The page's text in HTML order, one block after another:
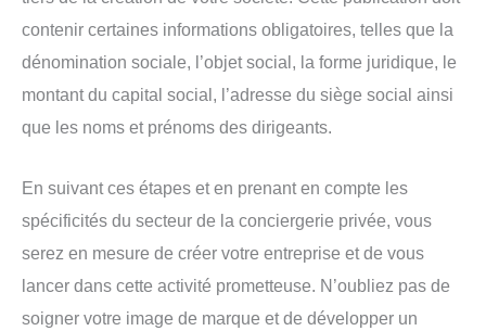
contenir certaines informations obligatoires, telles que la
dénomination sociale, l’objet social, la forme juridique, le
montant du capital social, l’adresse du siège social ainsi
que les noms et prénoms des dirigeants.
En suivant ces étapes et en prenant en compte les
spécificités du secteur de la conciergerie privée, vous
serez en mesure de créer votre entreprise et de vous
lancer dans cette activité prometteuse. N’oubliez pas de
soigner votre image de marque et de développer un